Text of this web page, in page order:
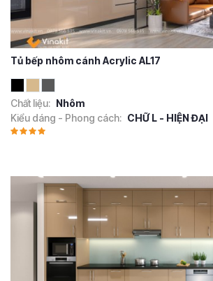
Tủ bếp nhôm cánh Acrylic AL17
Chất liệu: Nhôm
Kiểu dáng - Phong cách: CHỮ L - HIỆN ĐẠI